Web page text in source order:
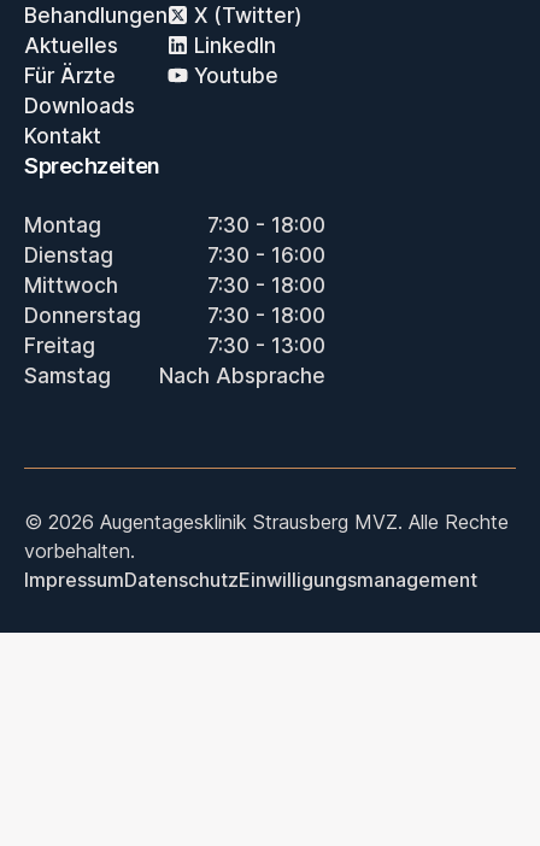
Behandlungen
Aktuelles
Für Ärzte
Downloads
Kontakt
Sprechzeiten
Montag
7:30 - 18:00
Dienstag
7:30 - 16:00
Mittwoch
7:30 - 18:00
Donnerstag
7:30 - 18:00
Freitag
7:30 - 13:00
Samstag
Nach Absprache
X (Twitter)
LinkedIn
Youtube
© 2026 Augentagesklinik Strausberg MVZ. Alle Rechte
vorbehalten.
ImpressumDatenschutzEinwilligungsmanagement